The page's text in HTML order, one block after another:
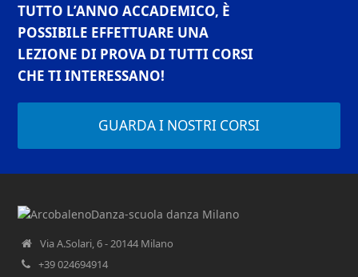
TUTTO L’ANNO ACCADEMICO, È
POSSIBILE EFFETTUARE UNA
LEZIONE DI PROVA DI TUTTI CORSI
CHE TI INTERESSANO!
GUARDA I NOSTRI CORSI
Via A.Solari, 6 - 20144 Milano
+39 024694914